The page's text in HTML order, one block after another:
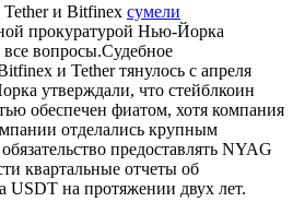
Tether и Bitfinex сумели
прокуратурой Нью-Йорка
вопросы.Судебное
и Tether тянулось с апреля
утверждали, что стейблкоин
обеспечен фиатом, хотя компания
отделались крупным
предоставлять NYAG
квартальные отчеты об
USDT на протяжении двух лет.